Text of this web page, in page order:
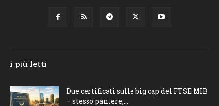
i più letti
Due certificati sulle big cap del FTSE MIB
– stesso paniere,...